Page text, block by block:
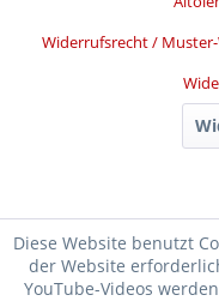
Widerrufsrecht /
Diese Website benutzt
der Website
YouTube-Videos